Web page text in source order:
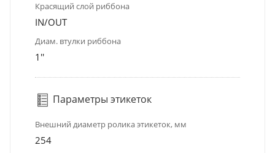
Красящий слой риббона
IN/OUT
Диам. втулки риббона
1''
Параметры этикеток
Внешний диаметр ролика этикеток, мм
254